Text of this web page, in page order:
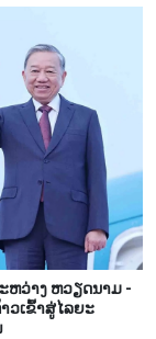
ຫວ່າງ ຫວຽດນາມ -
ວເຂົ້າສູ່ໄລຍະ